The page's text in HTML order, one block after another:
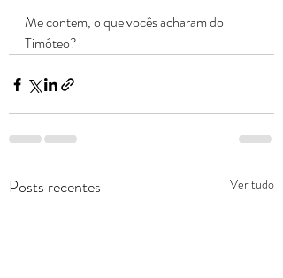
Me contem, o que vocês acharam do
Timóteo?
Posts recentes Ver tudo